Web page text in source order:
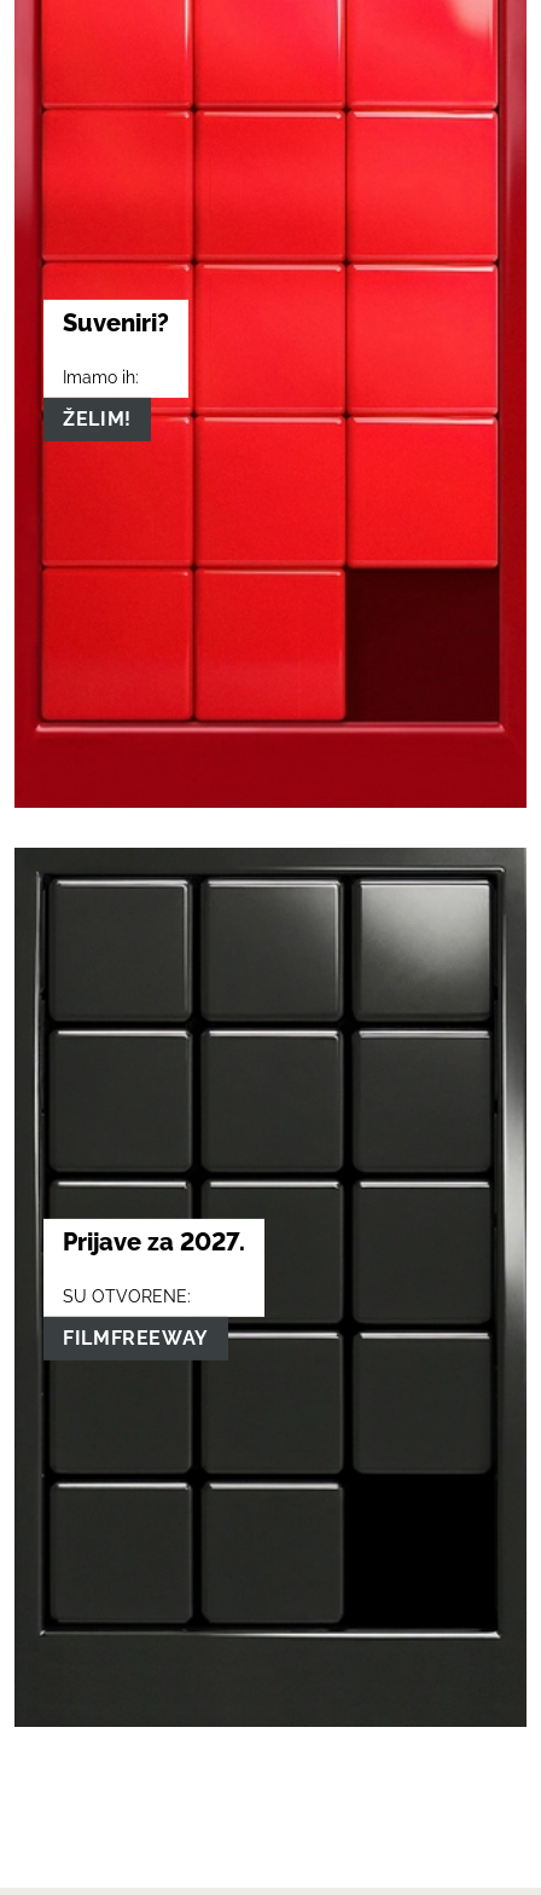
Suveniri?
Imamo ih:
ŽELIM!
Prijave za 2027.
SU OTVORENE:
FILMFREEWAY